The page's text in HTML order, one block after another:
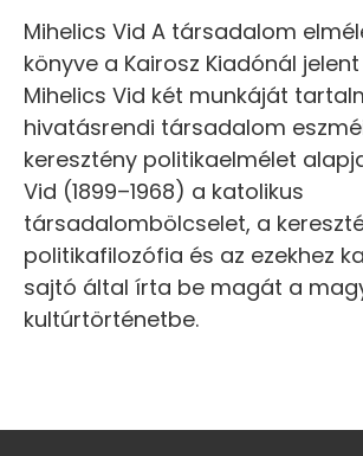
Mihelics Vid A társadalom
könyve a Kairosz Kiadónál
Mihelics Vid két munkáját
hivatásrendi társadalom
keresztény politikaelmélet
Vid (1899–1968) a katolikus
társadalombölcselet, a
politikafilozófia és az ezekhez
sajtó által írta be magát a
kultúrtörténetbe.